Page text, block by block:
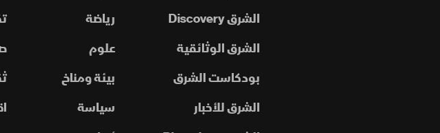
الشرق Discovery
الشرق الوثائقية
بودكاست الشرق
الشرق للأخبار
رياضة
علوم
بيئة ومناخ
سياسة